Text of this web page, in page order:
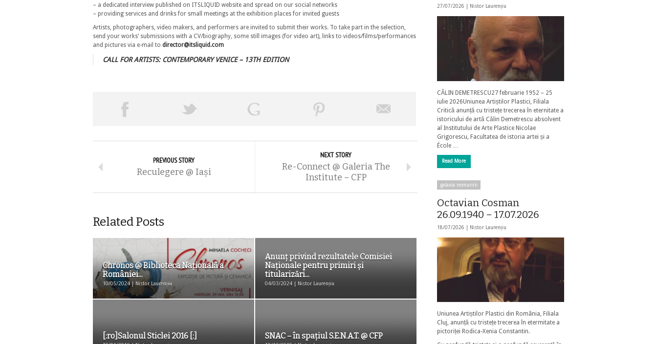
– a dedicated interview published on ITSLIQUID website and spread on our social networks
– providing services and drinks for small meetings at the exhibition places for invited guests
Artists, photographers, video makers, and performers are invited to submit their works. To take part in the selection,
send your works’ submissions with a CV/biography, some still images (for video art), links to videos/films/performances
and pictures via e-mail to director@itsliquid.com
CALL FOR ARTISTS: CONTEMPORARY VENICE – 13TH EDITION
PREVIOUS STORY
Reculegere @ Iaşi
NEXT STORY
Re-Connect @ Galeria The
Institute – CFP
Related Posts
Chronos @ Biblioteca Naţională a
României...
10/05/2024 | Nistor Laurențiu
Anunţ privind rezultatele Comisiei
Naţionale pentru primiri şi
titularizări...
04/03/2024 | Nistor Laurențiu
[:ro]Salonul Sticlei 2016 [:] SNAC – în spațiul S.E.N.A.T. @ CFP
27/07/2026 | Nistor Laurențiu
CĂLIN DEMETRESCU27 februarie 1952 – 25
iulie 2026Uniunea Artiștilor Plastici, Filiala
Critică anunță cu tristețe trecerea în eternitate a
istoricului de artă Călin Demetrescu absolvent
al Institutului de Arte Plastice Nicolae
Grigorescu, Facultatea de istoria artei și a
École …
Read More
galaxia nemuririi
Octavian Cosman
26.09.1940 – 17.07.2026
18/07/2026 | Nistor Laurențiu
Uniunea Artiștilor Plastici din România, Filiala
Cluj, anunță cu tristețe trecerea în etermitate a
pictoriței Rodica-Xenia Constantin.